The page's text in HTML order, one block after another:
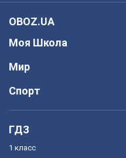
OBOZ.UA
Моя Школа
Мир
Спорт
ГДЗ
1 класс